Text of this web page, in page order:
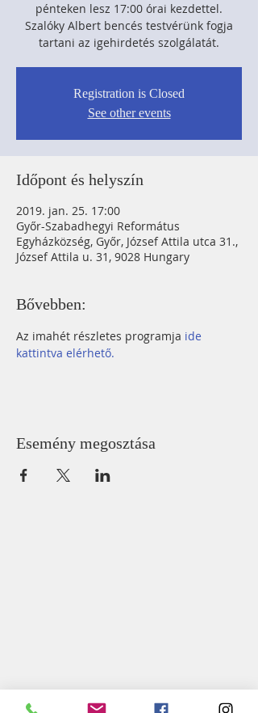
pénteken lesz 17:00 órai kezdettel.
Szalóky Albert bencés testvérünk fogja
tartani az igehirdetés szolgálatát.
Registration is Closed
See other events
Időpont és helyszín
2019. jan. 25. 17:00
Győr-Szabadhegyi Református
Egyházközség, Győr, József Attila utca 31.,
József Attila u. 31, 9028 Hungary
Bővebben:
Az imahét részletes programja ide
kattintva elérhető.
Esemény megosztása